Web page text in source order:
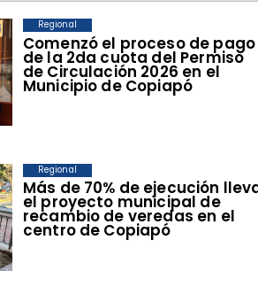
​Comenzó el proceso de pago
de la 2da cuota del Permiso
de Circulación 2026 en el
Municipio de Copiapó
Regional
​Más de 70% de ejecución
el proyecto municipal de
recambio de veredas en el
centro de Copiapó
Regional